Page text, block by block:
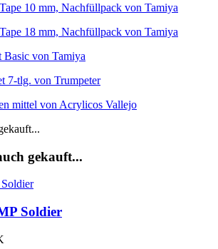
10 mm, Nachfüllpack von Tamiya
18 mm, Nachfüllpack von Tamiya
Basic von Tamiya
7-tlg. von Trumpeter
mittel von Acrylicos Vallejo
gekauft...
Soldier